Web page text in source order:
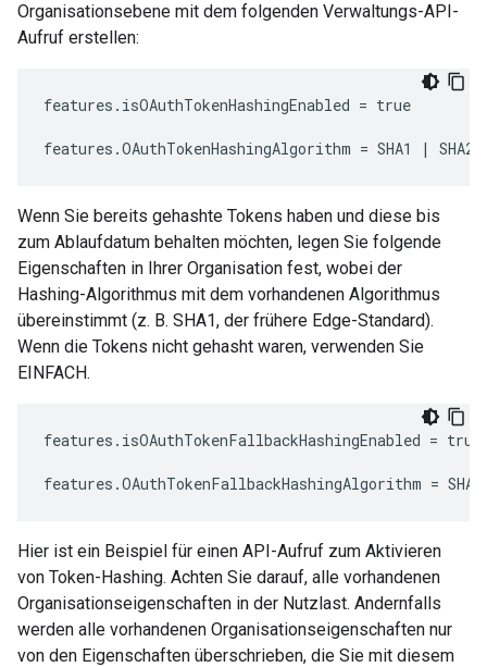
Organisationsebene mit dem folgenden Verwaltungs-API-
Aufruf erstellen:
features.isOAuthTokenHashingEnabled = true
features.OAuthTokenHashingAlgorithm = SHA1 |
Wenn Sie bereits gehashte Tokens haben und diese bis
zum Ablaufdatum behalten möchten, legen Sie folgende
Eigenschaften in Ihrer Organisation fest, wobei der
Hashing-Algorithmus mit dem vorhandenen Algorithmus
übereinstimmt (z. B. SHA1, der frühere Edge-Standard).
Wenn die Tokens nicht gehasht waren, verwenden Sie
EINFACH.
features.isOAuthTokenFallbackHashingEnabled = true
features.OAuthTokenFallbackHashingAlgorithm =
Hier ist ein Beispiel für einen API-Aufruf zum Aktivieren
von Token-Hashing. Achten Sie darauf, alle vorhandenen
Organisationseigenschaften in der Nutzlast. Andernfalls
werden alle vorhandenen Organisationseigenschaften nur
von den Eigenschaften überschrieben, die Sie mit diesem